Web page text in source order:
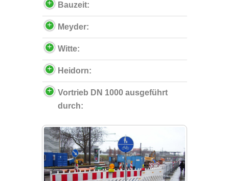
Bauzeit:
Meyder:
Witte:
Heidorn:
Vortrieb DN 1000 ausgeführt
durch: